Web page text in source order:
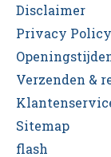
Disclaimer
Privacy Policy
Verzenden &
Sitemap
flash